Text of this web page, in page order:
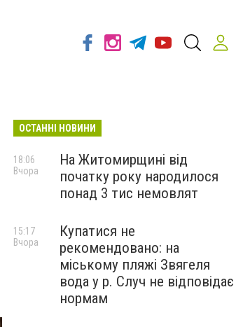
ОСТАННІ НОВИНИ
На Житомирщині від
початку року народилося
понад 3 тис немовлят
18:06
Вчора
Купатися не
рекомендовано: на
міському пляжі Звягеля
вода у р. Случ не відповідає
нормам
15:17
Вчора